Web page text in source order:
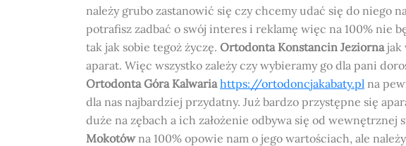
należy grubo zastanowić się czy chcemy udać się do niego
potrafisz zadbać o swój interes i reklamę więc na 100% nie
tak jak sobie tegoż życzę. Ortodonta Konstancin Jeziorna jak
aparat. Więc wszystko zależy czy wybieramy go dla pani
Ortodonta Góra Kalwaria https://ortodoncjakabaty.pl na
dla nas najbardziej przydatny. Już bardzo przystępne się
duże na zębach a ich założenie odbywa się od wewnętrznej
Mokotówna 100% opowie nam o jego wartościach, ale